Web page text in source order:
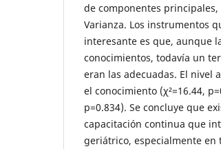
de componentes
Varianza. Los instrumentos
interesante es que, aunque
conocimientos, todavía un
eran las adecuadas. El nivel
el conocimiento (χ²=16.44,
p=0.834). Se concluye que
capacitación continua que
geriátrico, especialmente en